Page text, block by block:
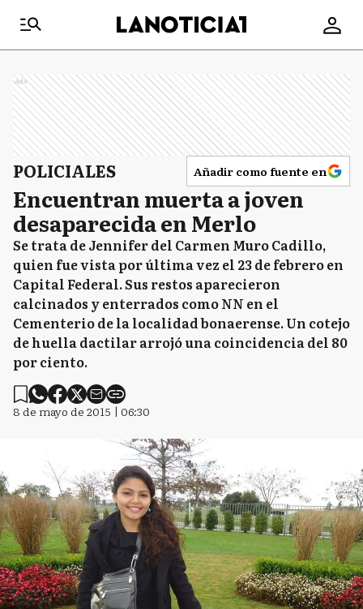
Ads
POLICIALES Añadir como fuente en
Encuentran muerta a joven
desaparecida en Merlo
Se trata de Jennifer del Carmen Muro Cadillo,
quien fue vista por última vez el 23 de febrero en
Capital Federal. Sus restos aparecieron
calcinados y enterrados como NN en el
Cementerio de la localidad bonaerense. Un cotejo
de huella dactilar arrojó una coincidencia del 80
por ciento.
8 de mayo de 2015 | 06:30